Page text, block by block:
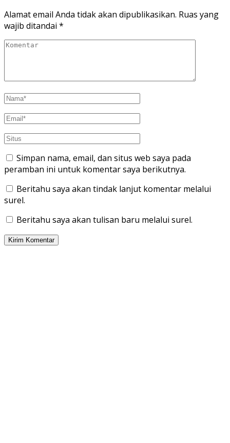
Alamat email Anda tidak akan dipublikasikan. Ruas yang
wajib ditandai *
Simpan nama, email, dan situs web saya pada
peramban ini untuk komentar saya berikutnya.
Beritahu saya akan tindak lanjut komentar melalui
surel.
Beritahu saya akan tulisan baru melalui surel.